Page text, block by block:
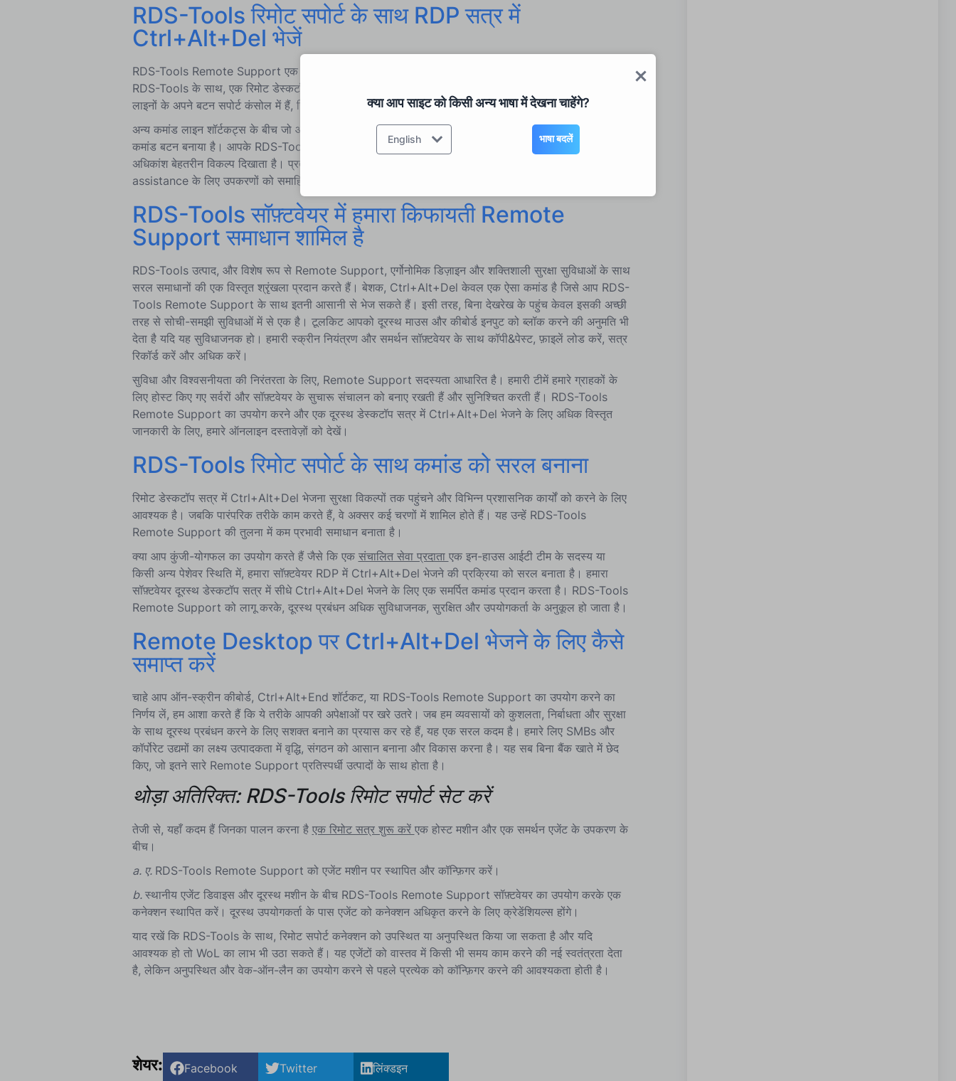
क्या आप साइट को किसी अन्य भाषा में देखना चाहेंगे?
English भाषा बदलें
RDS-Tools रिमोट सपोर्ट के साथ RDP सत्र में
Ctrl+Alt+Del भेजें
RDS-Tools Remote Support एक सस्ती रिमोट सपोर्ट समाधान है, जो रिमोट प्रबंधन कार्यों को सरल बनाता है।
RDS-Tools के साथ, एक रिमोट डेस्कटॉप सत्र में Ctrl+Alt+Del भेजना आसान हो जाता है। कुछ आवश्यक कमांड
लाइनों के अपने बटन सपोर्ट कंसोल में हैं, जिससे और भी आसानी और गति मिलती है।
अन्य कमांड लाइन शॉर्टकट्स के बीच जो आपके समर्थन एजेंटों को मिल सकते हैं, हमारे डेवलपर्स ने एक "Ctrl+Alt+Del"
कमांड बटन बनाया है। आपके RDS-Tools Remote Support सत्र के भीतर, चैट विंडो साइड-मेनू सॉफ़्टवेयर के
अधिकांश बेहतरीन विकल्प दिखाता है। प्रत्येक टैब आसानी से क्लिक करने योग्य है और smoother remote
assistance के लिए उपकरणों को समाहित करता है।
RDS-Tools सॉफ़्टवेयर में हमारा किफायती Remote
Support समाधान शामिल है
RDS-Tools उत्पाद, और विशेष रूप से Remote Support, एर्गोनोमिक डिज़ाइन और शक्तिशाली सुरक्षा सुविधाओं के साथ
सरल समाधानों की एक विस्तृत श्रृंखला प्रदान करते हैं। बेशक, Ctrl+Alt+Del केवल एक ऐसा कमांड है जिसे आप RDS-
Tools Remote Support के साथ इतनी आसानी से भेज सकते हैं। इसी तरह, बिना देखरेख के पहुंच केवल इसकी अच्छी
तरह से सोची-समझी सुविधाओं में से एक है। टूलकिट आपको दूरस्थ माउस और कीबोर्ड इनपुट को ब्लॉक करने की अनुमति भी
देता है यदि यह सुविधाजनक हो। हमारी स्क्रीन नियंत्रण और समर्थन सॉफ़्टवेयर के साथ कॉपी&पेस्ट, फ़ाइलें लोड करें, सत्र
रिकॉर्ड करें और अधिक करें।
सुविधा और विश्वसनीयता की निरंतरता के लिए, Remote Support सदस्यता आधारित है। हमारी टीमें हमारे ग्राहकों के
लिए होस्ट किए गए सर्वरों और सॉफ़्टवेयर के सुचारू संचालन को बनाए रखती हैं और सुनिश्चित करती हैं। RDS-Tools
Remote Support का उपयोग करने और एक दूरस्थ डेस्कटॉप सत्र में Ctrl+Alt+Del भेजने के लिए अधिक विस्तृत
जानकारी के लिए, हमारे ऑनलाइन दस्तावेज़ों को देखें।
RDS-Tools रिमोट सपोर्ट के साथ कमांड को सरल बनाना
रिमोट डेस्कटॉप सत्र में Ctrl+Alt+Del भेजना सुरक्षा विकल्पों तक पहुंचने और विभिन्न प्रशासनिक कार्यों को करने के लिए
आवश्यक है। जबकि पारंपरिक तरीके काम करते हैं, वे अक्सर कई चरणों में शामिल होते हैं। यह उन्हें RDS-Tools
Remote Support की तुलना में कम प्रभावी समाधान बनाता है।
क्या आप कुंजी-योगफल का उपयोग करते हैं जैसे कि एक संचालित सेवा प्रदाता एक इन-हाउस आईटी टीम के सदस्य या
किसी अन्य पेशेवर स्थिति में, हमारा सॉफ़्टवेयर RDP में Ctrl+Alt+Del भेजने की प्रक्रिया को सरल बनाता है। हमारा
सॉफ़्टवेयर दूरस्थ डेस्कटॉप सत्र में सीधे Ctrl+Alt+Del भेजने के लिए एक समर्पित कमांड प्रदान करता है। RDS-Tools
Remote Support को लागू करके, दूरस्थ प्रबंधन अधिक सुविधाजनक, सुरक्षित और उपयोगकर्ता के अनुकूल हो जाता है।
Remote Desktop पर Ctrl+Alt+Del भेजने के लिए कैसे
समाप्त करें
चाहे आप ऑन-स्क्रीन कीबोर्ड, Ctrl+Alt+End शॉर्टकट, या RDS-Tools Remote Support का उपयोग करने का
निर्णय लें, हम आशा करते हैं कि ये तरीके आपकी अपेक्षाओं पर खरे उतरे। जब हम व्यवसायों को कुशलता, निर्बाधता और सुरक्षा
के साथ दूरस्थ प्रबंधन करने के लिए सशक्त बनाने का प्रयास कर रहे हैं, यह एक सरल कदम है। हमारे लिए SMBs और
कॉर्पोरेट उद्यमों का लक्ष्य उत्पादकता में वृद्धि, संगठन को आसान बनाना और विकास करना है। यह सब बिना बैंक खाते में छेद
किए, जो इतने सारे Remote Support प्रतिस्पर्धी उत्पादों के साथ होता है।
थोड़ा अतिरिक्त: RDS-Tools रिमोट सपोर्ट सेट करें
तेजी से, यहाँ कदम हैं जिनका पालन करना है एक रिमोट सत्र शुरू करें एक होस्ट मशीन और एक समर्थन एजेंट के उपकरण के
बीच।
a. ए. RDS-Tools Remote Support को एजेंट मशीन पर स्थापित और कॉन्फ़िगर करें।
b. स्थानीय एजेंट डिवाइस और दूरस्थ मशीन के बीच RDS-Tools Remote Support सॉफ़्टवेयर का उपयोग करके एक
कनेक्शन स्थापित करें। दूरस्थ उपयोगकर्ता के पास एजेंट को कनेक्शन अधिकृत करने के लिए क्रेडेंशियल्स होंगे।
याद रखें कि RDS-Tools के साथ, रिमोट सपोर्ट कनेक्शन को उपस्थित या अनुपस्थित किया जा सकता है और यदि
आवश्यक हो तो WoL का लाभ भी उठा सकते हैं। यह एजेंटों को वास्तव में किसी भी समय काम करने की नई स्वतंत्रता देता
है, लेकिन अनुपस्थित और वेक-ऑन-लैन का उपयोग करने से पहले प्रत्येक को कॉन्फ़िगर करने की आवश्यकता होती है।
शेयर: Facebook Twitter लिंक्डइन